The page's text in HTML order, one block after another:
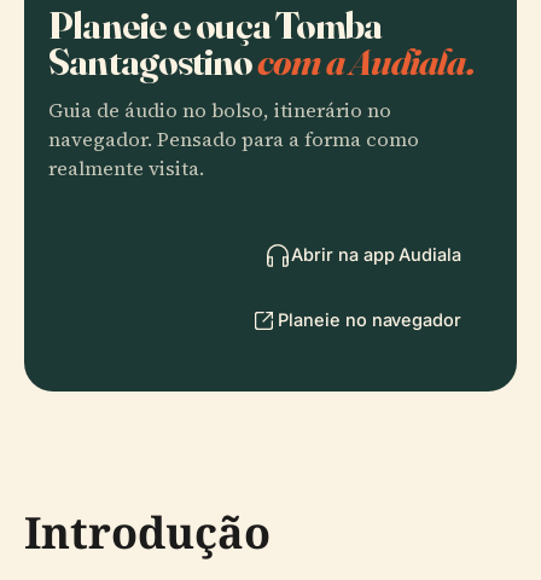
Planeie e ouça Tomba
Santagostinocom a Audiala.
Guia de áudio no bolso, itinerário no
navegador. Pensado para a forma como
realmente visita.
Abrir na app Audiala
Planeie no navegador
Introdução